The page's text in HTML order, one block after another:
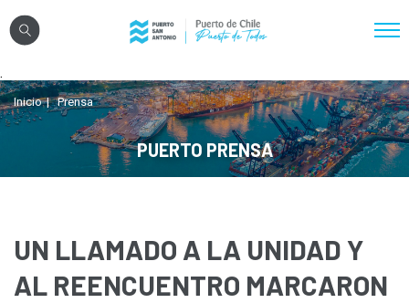
Nosotros
Sistema Portuario
Sostenibilidad
Transparencia
.
Inicio Prensa
PUERTO PRENSA
UN LLAMADO A LA UNIDAD Y
AL REENCUENTRO MARCARON